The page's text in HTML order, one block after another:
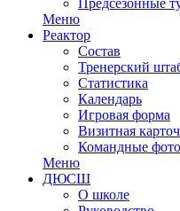
Предсезонные
Меню
Реактор
Состав
Тренерский
Статистика
Календарь
Игровая форма
Визитная
Командные
Меню
ДЮСШ
О школе